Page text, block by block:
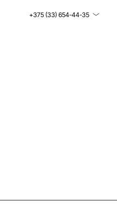
+375 (33) 654-44-35